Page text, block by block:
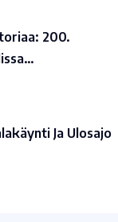
200.
Ja Ulosajo